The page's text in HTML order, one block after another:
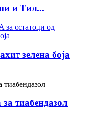
и Тил...
зелена боја
за тиабендазол